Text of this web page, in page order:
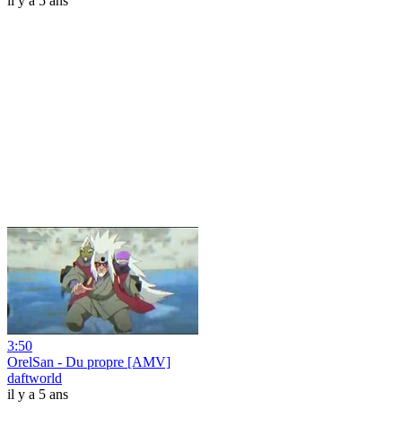
3:50
OrelSan - Du propre [AMV]
daftworld
il y a 5 ans